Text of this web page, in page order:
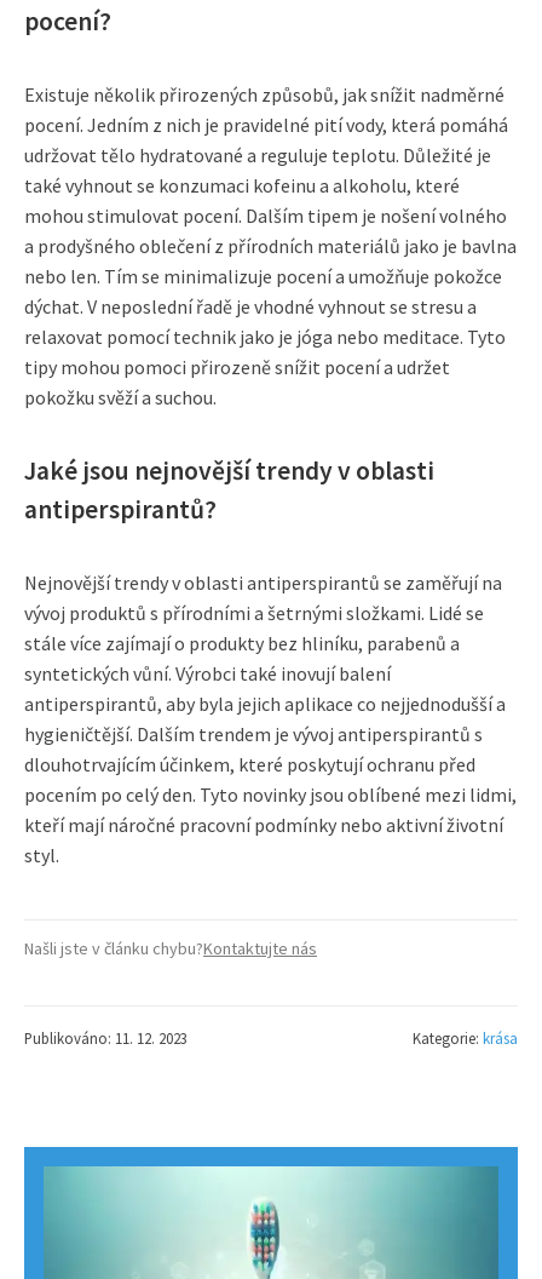
pocení?
Existuje několik přirozených způsobů, jak snížit nadměrné
pocení. Jedním z nich je pravidelné pití vody, která pomáhá
udržovat tělo hydratované a reguluje teplotu. Důležité je
také vyhnout se konzumaci kofeinu a alkoholu, které
mohou stimulovat pocení. Dalším tipem je nošení volného
a prodyšného oblečení z přírodních materiálů jako je bavlna
nebo len. Tím se minimalizuje pocení a umožňuje pokožce
dýchat. V neposlední řadě je vhodné vyhnout se stresu a
relaxovat pomocí technik jako je jóga nebo meditace. Tyto
tipy mohou pomoci přirozeně snížit pocení a udržet
pokožku svěží a suchou.
Jaké jsou nejnovější trendy v oblasti
antiperspirantů?
Nejnovější trendy v oblasti antiperspirantů se zaměřují na
vývoj produktů s přírodními a šetrnými složkami. Lidé se
stále více zajímají o produkty bez hliníku, parabenů a
syntetických vůní. Výrobci také inovují balení
antiperspirantů, aby byla jejich aplikace co nejjednodušší a
hygieničtější. Dalším trendem je vývoj antiperspirantů s
dlouhotrvajícím účinkem, které poskytují ochranu před
pocením po celý den. Tyto novinky jsou oblíbené mezi lidmi,
kteří mají náročné pracovní podmínky nebo aktivní životní
styl.
Našli jste v článku chybu?Kontaktujte nás
Publikováno: 11. 12. 2023 Kategorie: krása